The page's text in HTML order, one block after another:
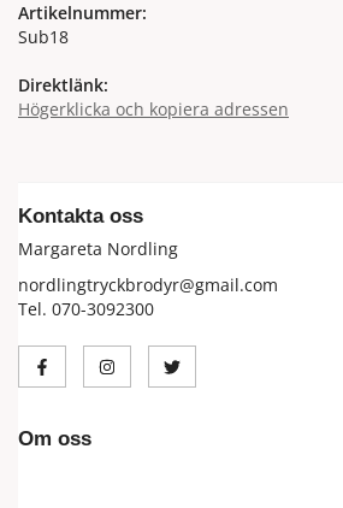
Artikelnummer:
Sub18
Direktlänk:
Högerklicka och kopiera adressen
Kontakta oss
Margareta Nordling
nordlingtryckbrodyr@gmail.com
Tel. 070-3092300
Om oss